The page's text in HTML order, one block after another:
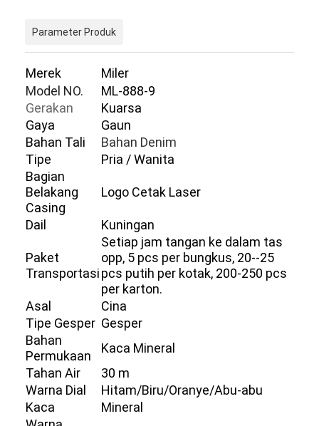
Beranda
Produk
Tentang Kami
Tur Pabrik
Kontrol kualitas
Hubungi Kami
Berita
Parameter Produk
Merek
Miler
Model NO.
ML-888-9
Gerakan
Kuarsa
Gaya
Gaun
Bahan Tali
Bahan Denim
Tipe
Pria / Wanita
Bagian
Belakang
Casing
Logo Cetak Laser
Dail Kuningan
Paket
Transportasi
Setiap jam tangan ke dalam tas
opp, 5 pcs per bungkus, 20--25
pcs putih per kotak, 200-250 pcs
per karton.
Asal
Cina
Tipe Gesper Gesper
Bahan
Permukaan
Kaca Mineral
Tahan Air
30 m
Warna Dial
Hitam/Biru/Oranye/Abu-abu
Kaca
Mineral